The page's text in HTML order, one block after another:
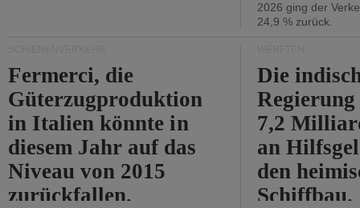
2026 ging der
24,9 % zurück.
Fermerci, die
Güterzugproduktion
in Italien könnte in
diesem Jahr auf das
Niveau von 2015
zurückfallen.
Die
7,2
an
den
Schiffbau.